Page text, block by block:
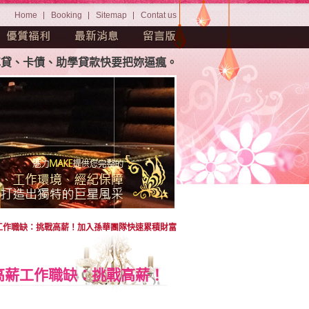
Home Booking Sitemap Contat us
助學貸款快要把妳逼瘋。茫茫人海中如何挑選屬於妳
職缺：挑戰高薪！加入孫華團隊快速累積財富
工作職缺：挑戰高薪！